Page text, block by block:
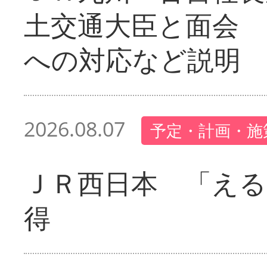
土交通大臣と面会
への対応など説明
2026.08.07 予定・計画・
ＪＲ西日本 「え
得